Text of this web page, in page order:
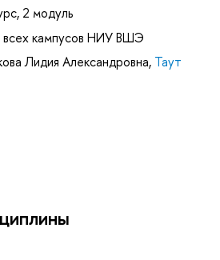
2 модуль
всех кампусов НИУ ВШЭ
Лидия Александровна, Таут